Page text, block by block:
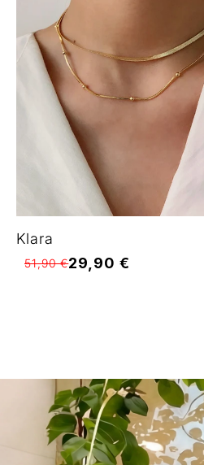
Klara
51,90 €29,90 €